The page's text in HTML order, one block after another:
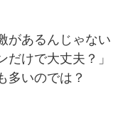
があるんじゃない
けで大丈夫？」
多いのでは？